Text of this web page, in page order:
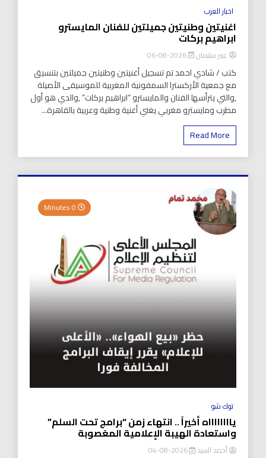
اخبار العرب
اغنيتين وطنيتين جميلتين للفنان المايسترو
ابراهيم بركات
عبير سليمان 2026-08-06
كتب / شادي احمد تم تسجيل أغنيتين وطنيتين جميلتين بتنسيق
مع جمعية الأركسترا السمفونية المغربية للموسيقى الأصيلة
,والتي يترأسها الفنان والمايسترو “ابراهيم بركات” ,والدي هو أول
مطرب ومايسترو مغربي يغني أغنية وطنية وعربية بالقاهرة...
Read More
توك شو
يااااااااه أخيراً .. انتهاء زمن “برامج تحت السلم”
واستعادة الهيبة الإعلامية المغصوبة
أحمد السيد 2026-08-04